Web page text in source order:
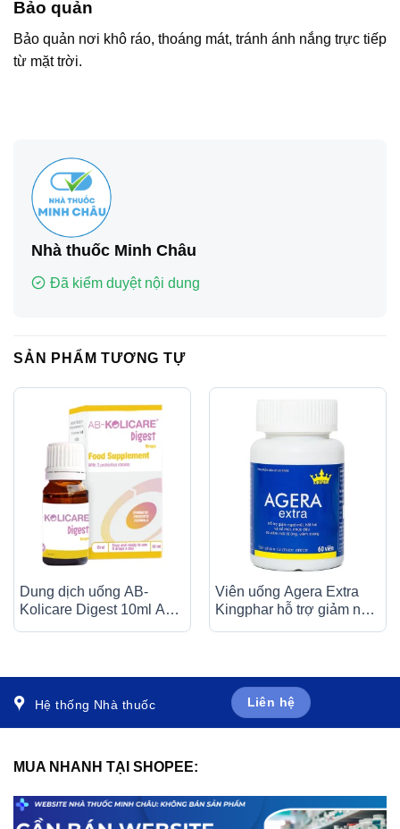
Bảo quản
Bảo quản nơi khô ráo, thoáng mát, tránh ánh nắng trực tiếp
từ mặt trời.
Nhà thuốc Minh Châu
Đã kiểm duyệt nội dung
SẢN PHẨM TƯƠNG TỰ
Dung dịch uống AB-
Kolicare Digest 10ml AB-
Viên uống Agera Extra
Kingphar hỗ trợ giảm ngạt
Hệ thống Nhà thuốc Liên hệ
MUA NHANH TẠI SHOPEE: